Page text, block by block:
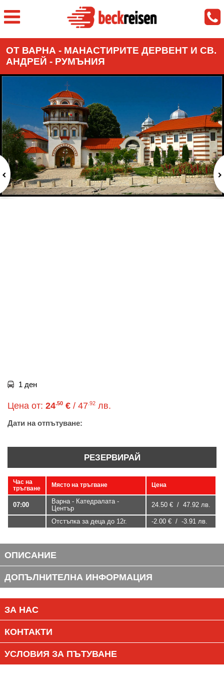
ОТ ВАРНА - МАНАСТИРИТЕ ДЕРВЕНТ И СВ.
АНДРЕЙ - РУМЪНИЯ
1 ден
Цена от: 24.50 € / 47 .92 лв.
Дати на отпътуване:
РЕЗЕРВИРАЙ
Час на
тръгване
Място на тръгване Цена
07:00
Варна - Катедралата -
Център
24.50 € / 47.92 лв.
Отстъпка за деца до 12г. -2.00 € / -3.91 лв.
ОПИСАНИЕ
ДОПЪЛНИТЕЛНА ИНФОРМАЦИЯ
ЗА НАС
КОНТАКТИ
УСЛОВИЯ ЗА ПЪТУВАНЕ